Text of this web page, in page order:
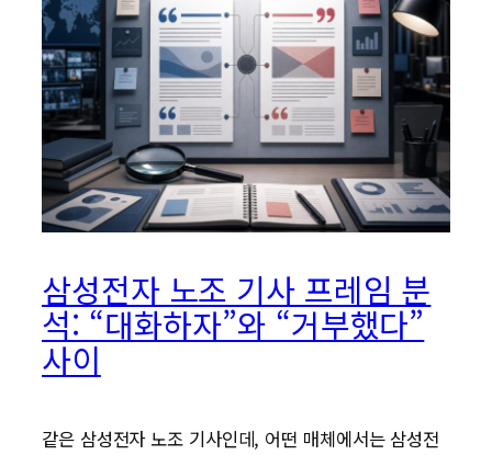
삼성전자 노조 기사 프레임 분
석: “대화하자”와 “거부했다”
사이
같은 삼성전자 노조 기사인데, 어떤 매체에서는 삼성전